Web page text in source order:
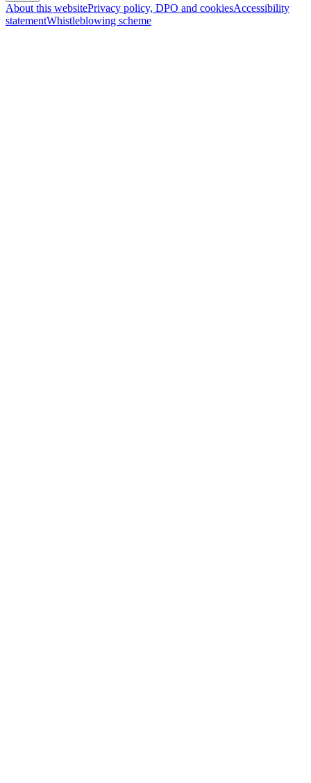
About this websitePrivacy policy, DPO and cookiesAccessibility
statementWhistleblowing scheme